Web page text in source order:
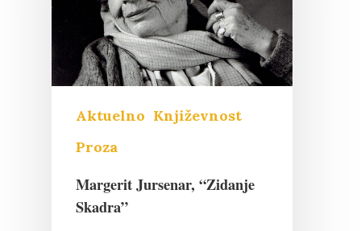
Aktuelno Književnost
Proza
Margerit Jursenar, “Zidanje
Skadra”